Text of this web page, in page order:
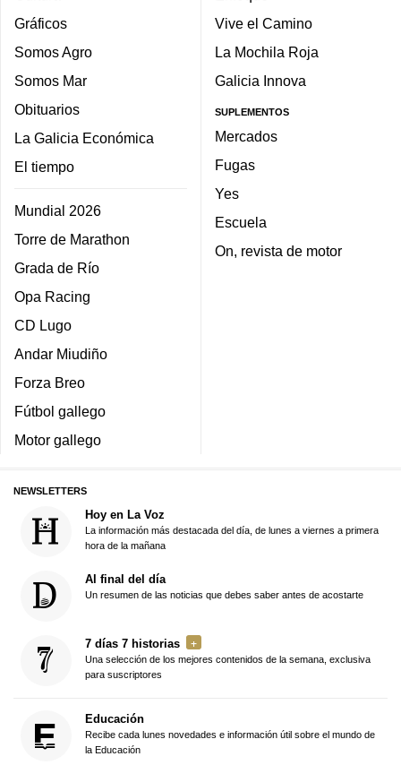
Gráficos
Somos Agro
Somos Mar
Obituarios
La Galicia Económica
El tiempo
Mundial 2026
Torre de Marathon
Grada de Río
Opa Racing
CD Lugo
Andar Miudiño
Forza Breo
Fútbol gallego
Motor gallego
Vive el Camino
La Mochila Roja
Galicia Innova
SUPLEMENTOS
Mercados
Fugas
Yes
Escuela
On, revista de motor
NEWSLETTERS
Hoy en La Voz
La información más destacada del día, de lunes a viernes a primera
hora de la mañana
Al final del día
Un resumen de las noticias que debes saber antes de acostarte
7 días 7 historias
Una selección de los mejores contenidos de la semana, exclusiva
para suscriptores
Educación
Recibe cada lunes novedades e información útil sobre el mundo de
la Educación